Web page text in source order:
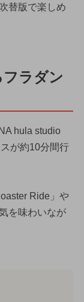
替版で楽しめ
ラダン
hula studio
が約10分間行
Ride」や
を味わいなが